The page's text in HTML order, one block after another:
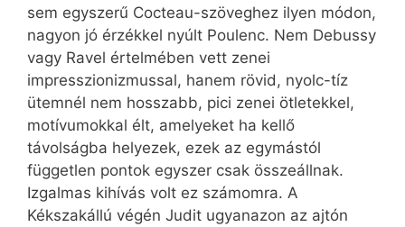
sem egyszerű Cocteau-szöveghez ilyen módon,
nagyon jó érzékkel nyúlt Poulenc. Nem Debussy
vagy Ravel értelmében vett zenei
impresszionizmussal, hanem rövid, nyolc-tíz
ütemnél nem hosszabb, pici zenei ötletekkel,
motívumokkal élt, amelyeket ha kellő
távolságba helyezek, ezek az egymástól
független pontok egyszer csak összeállnak.
Izgalmas kihívás volt ez számomra. A
Kékszakállú végén Judit ugyanazon az ajtón